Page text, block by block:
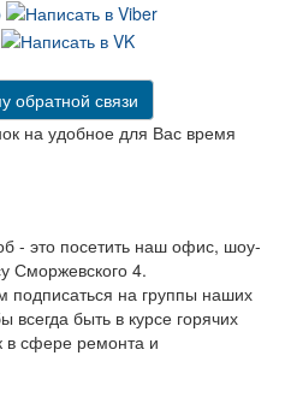
обратной связи
на удобное для Вас время
- это посетить наш офис, шоу-
Сморжевского 4.
подписаться на группы наших
всегда быть в курсе горячих
в сфере ремонта и